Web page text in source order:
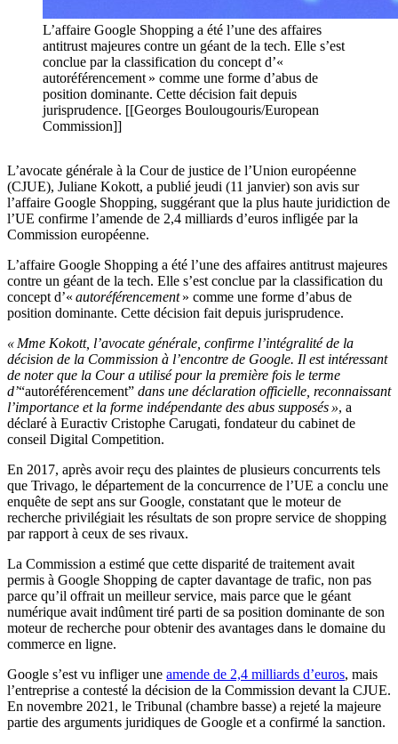
L’affaire Google Shopping a été l’une des affaires
antitrust majeures contre un géant de la tech. Elle s’est
conclue par la classification du concept d’«
autoréférencement » comme une forme d’abus de
position dominante. Cette décision fait depuis
jurisprudence. [[Georges Boulougouris/European
Commission]]
L’avocate générale à la Cour de justice de l’Union européenne
(CJUE), Juliane Kokott, a publié jeudi (11 janvier) son avis sur
l’affaire Google Shopping, suggérant que la plus haute juridiction de
l’UE confirme l’amende de 2,4 milliards d’euros infligée par la
Commission européenne.
L’affaire Google Shopping a été l’une des affaires antitrust majeures
contre un géant de la tech. Elle s’est conclue par la classification du
concept d’« autoréférencement» comme une forme d’abus de
position dominante. Cette décision fait depuis jurisprudence.
« Mme Kokott, l’avocate générale, confirme l’intégralité de la
décision de la Commission à l’encontre de Google. Il est intéressant
de noter que la Cour a utilisé pour la première fois le terme
d’“autoréférencement” dans une déclaration officielle, reconnaissant
l’importance et la forme indépendante des abus supposés », a
déclaré à Euractiv Cristophe Carugati, fondateur du cabinet de
conseil Digital Competition.
En 2017, après avoir reçu des plaintes de plusieurs concurrents tels
que Trivago, le département de la concurrence de l’UE a conclu une
enquête de sept ans sur Google, constatant que le moteur de
recherche privilégiait les résultats de son propre service de shopping
par rapport à ceux de ses rivaux.
La Commission a estimé que cette disparité de traitement avait
permis à Google Shopping de capter davantage de trafic, non pas
parce qu’il offrait un meilleur service, mais parce que le géant
numérique avait indûment tiré parti de sa position dominante de son
moteur de recherche pour obtenir des avantages dans le domaine du
commerce en ligne.
Google s’est vu infliger une amende de 2,4 milliards d’euros, mais
l’entreprise a contesté la décision de la Commission devant la CJUE.
En novembre 2021, le Tribunal (chambre basse) a rejeté la majeure
partie des arguments juridiques de Google et a confirmé la sanction.